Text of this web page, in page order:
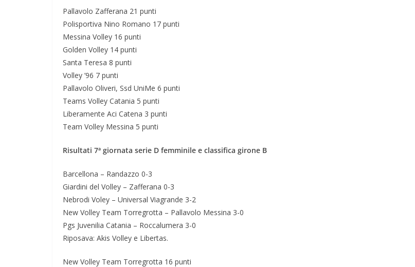
Pallavolo Zafferana 21 punti
Polisportiva Nino Romano 17 punti
Messina Volley 16 punti
Golden Volley 14 punti
Santa Teresa 8 punti
Volley ’96 7 punti
Pallavolo Oliveri, Ssd UniMe 6 punti
Teams Volley Catania 5 punti
Liberamente Aci Catena 3 punti
Team Volley Messina 5 punti
Risultati 7ª giornata serie D femminile e classifica girone B
Barcellona – Randazzo 0-3
Giardini del Volley – Zafferana 0-3
Nebrodi Voley – Universal Viagrande 3-2
New Volley Team Torregrotta – Pallavolo Messina 3-0
Pgs Juvenilia Catania – Roccalumera 3-0
Riposava: Akis Volley e Libertas.
New Volley Team Torregrotta 16 punti